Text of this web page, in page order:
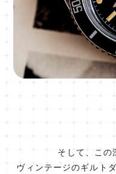
そして、この
ヴィンテージのギルト